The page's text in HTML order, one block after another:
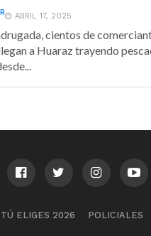
ABRIL 17, 2025
cientos de
a Huaraz trayendo
TÚ ELIGES 2026 POLICIALES